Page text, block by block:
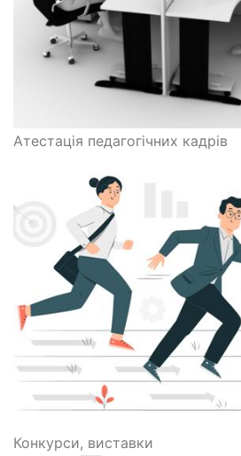
Атестація педагогічних кадрів
Конкурси, виставки